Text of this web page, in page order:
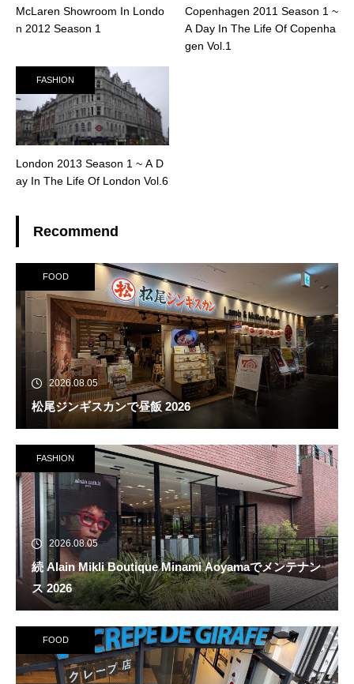
McLaren Showroom In Londo
n 2012 Season 1
Copenhagen 2011 Season 1 ~
A Day In The Life Of Copenha
gen Vol.1
FASHION
London 2013 Season 1 ~ A D
ay In The Life Of London Vol.6
Recommend
FOOD
2026.08.05
松尾ジンギスカンで昼飯 2026
FASHION
2026.08.05
続 Alain Mikli Boutique Minami Aoyamaでメンテナン
ス 2026
FOOD